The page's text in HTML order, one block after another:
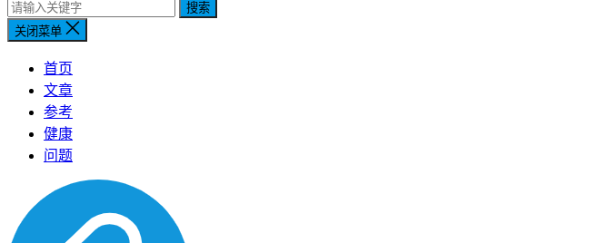
搜索
关闭菜单
首页
文章
参考
健康
问题